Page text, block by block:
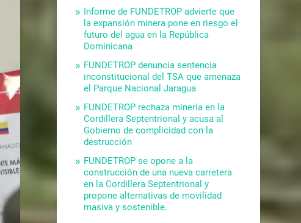
Informe de FUNDETROP advierte que
la expansión minera pone en riesgo el
futuro del agua en la República
Dominicana
FUNDETROP denuncia sentencia
inconstitucional del TSA que amenaza
el Parque Nacional Jaragua
FUNDETROP rechaza minería en la
Cordillera Septentrional y acusa al
Gobierno de complicidad con la
destrucción
FUNDETROP se opone a la
construcción de una nueva carretera
en la Cordillera Septentrional y
propone alternativas de movilidad
masiva y sostenible.